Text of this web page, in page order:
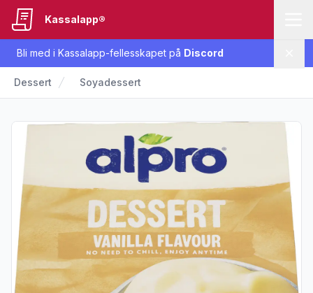
Bli med i Kassalapp-fellesskapet på Discord
Kassalapp®
Dessert Soyadessert